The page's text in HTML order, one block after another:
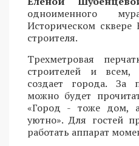
одноименного
Историческом сквере
строителя.
Трехметровая
строителей и
создает города. За
можно будет
«Город - тоже дом,
уютно». Для гостей
работать аппарат